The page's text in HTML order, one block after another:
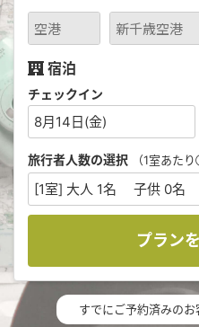
宿泊
チェックイン
8月14日(金)
旅行者人数の選択 （1室あたり
[1室] 大人 1名 子供 0名
プラン
すでにご予約済みのお